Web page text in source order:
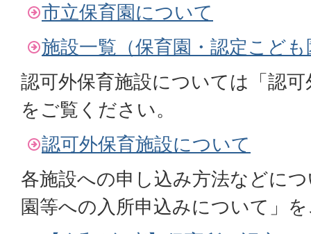
市立保育園について
施設一覧（保育園・認定こど
認可外保育施設については「認
をご覧ください。
認可外保育施設について
各施設への申し込み方法などに
園等への入所申込みについて」